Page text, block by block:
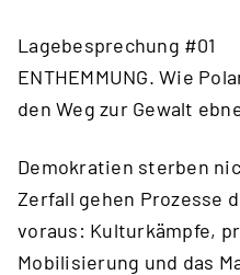
Lagebesprechung #01
ENTHEMMUNG. Wie
den Weg zur Gewalt
Demokratien sterben
Zerfall gehen Prozesse
voraus: Kulturkämpfe,
Mobilisierung und das